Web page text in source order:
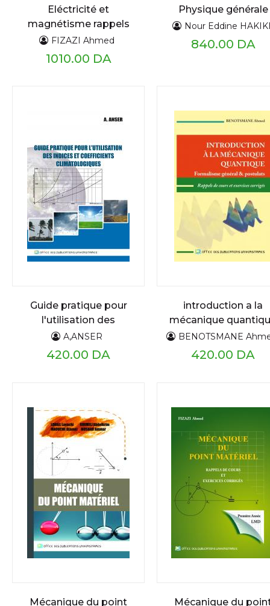
Eléctricité et
magnétisme rappels
de cours et exercices
corrigés
FIZAZI Ahmed
1010.00 DA
Physique générale
Nour Eddine
840.00 DA
Guide pratique pour
l'utilisation des
indices et coefficients
climatologiques
A,ANSER
420.00 DA
introduction a la
mécanique
formalisme général
&postulats rappels
BENOTSMANE
420.00 DA
Mécanique du point
Mécanique du